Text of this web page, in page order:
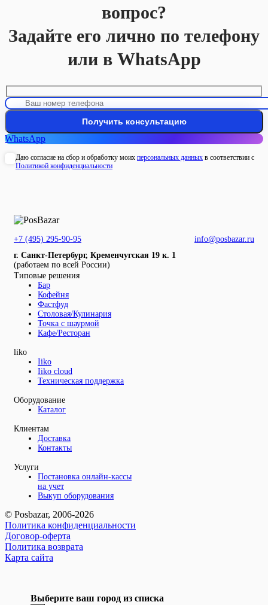
вопрос?
Задайте его лично по телефону
или в WhatsApp
WhatsApp
Даю согласие на сбор и обработку моих персональных данных в соответствии с
Политикой конфиденциальности
+7 (495) 295-90-95
info@posbazar.ru
г. Санкт-Петербург, Кременчугская 19 к. 1
(работаем по всей России)
Типовые решения
Бар
Кофейня
Фастфуд
Столовая/Кулинария
Точка с шаурмой
Кафе/Ресторан
liko
Iiko
Iiko cloud
Техническая поддержка
Оборудование
Каталог
Клиентам
Доставка
Контакты
Услуги
Постановка онлайн-кассы
на учет
Выкуп оборудования
© Posbazar, 2006-2026
Политика конфиденциальности
Договор-оферта
Политика возврата
Карта сайта
Выберите ваш город из списка